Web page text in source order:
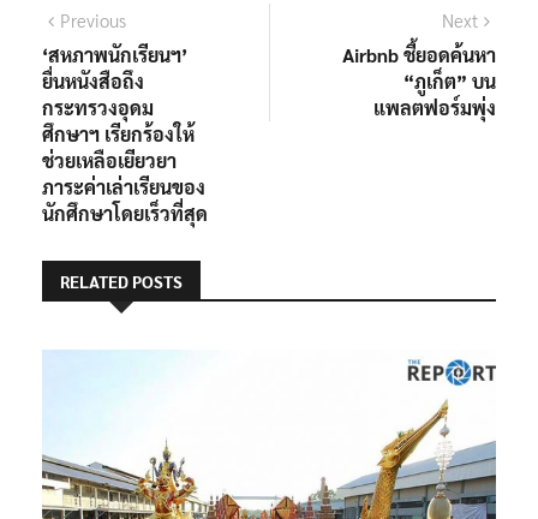
แนะแนว
เรื่อง
PreviousPrevious
post:
‘สหภาพนักเรียนฯ’
ยื่นหนังสือถึง
กระทรวงอุดม
ศึกษาฯ เรียกร้องให้
ช่วยเหลือเยียวยา
ภาระค่าเล่าเรียนของ
นักศึกษาโดยเร็วที่สุด
Next
post:
Airbnb ชี้ยอดค้นหา
“ภูเก็ต” บน
แพลตฟอร์มพุ่ง
RELATED POSTS